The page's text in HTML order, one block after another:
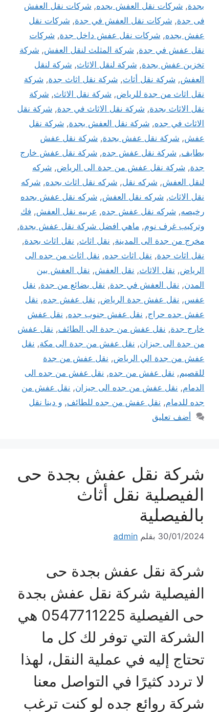
بجدة, شركات نقل العفش بجده, شركات نقل العفش
فى جدة, شركات نقل العفش في جدة, شركات نقل
عفش بجده, شركات نقل عفش داخل جدة, شركات
نقل عفش في جدة, شركة المثلث لنقل العفش, شركة
تخزين عفش بجدة, شركة لنقل الاثاث, شركة لنقل
العفش, شركة نقل أثاث, شركة نقل اثاث جدة, شركة
نقل اثاث من جدة للرياض, شركة نقل الاثاث, شركة
نقل الاثاث بجدة, شركة نقل الاثاث في جدة, شركة نقل
الاثاث في جده, شركة نقل العفش بجدة, شركة نقل
عفش, شركة نقل عفش بجدة, شركة نقل عفش
بطايف, شركة نقل عفش جده, شركة نقل عفش خارج
جدة, شركة نقل عفش من جدة الى الرياض, شركه
لنقل العفش, شركه نقل, شركه نقل اثاث بجده, شركه
نقل الاثاث, شركه نقل العفش, شركه نقل عفش بجده
رخيصه, شركه نقل عفش جده, عربيه نقل العفش, فك
وتركيب غرف نوم, ماهي افضل شركة نقل عفش بجدة,
مخرج من جدة الى المدينة, نقل اثاث, نقل اثاث بجدة,
نقل اثاث جدة, نقل اثاث جده, نقل اثاث من جده الى
الرياض, نقل الاثاث, نقل العفش, نقل العفش بين
المدن, نقل العفش في جدة, نقل بضائع من جدة, نقل
عفس, نقل عفش جدة الرياض, نقل عفش جده, نقل
عفش جده حراج, نقل عفش جنوب جده, نقل عفش
خارج جدة, نقل عفش من جدة الى الطائف, نقل عفش
من جدة الى جيزان, نقل عفش من جدة الى مكة, نقل
عفش من جدة الي الرياض, نقل عفش من جدة
للقصيم, نقل عفش من جده, نقل عفش من جده الى
الدمام, نقل عفش من جده الى جيزان, نقل عفش من
جده للدمام, نقل عفش من جده للطائف, و دينا نقل
أضف تعليق
شركة نقل عفش بجدة حى
الفيصلية نقل أثاث
بالفيصلية
30/01/2024 بقلم admin
شركة نقل عفش بجدة حى
الفيصلية شركة نقل عفش بجدة
حى الفيصلية 0547711225 هي
الشركة التي توفر لك كل ما
تحتاج إليه في عملية النقل، لهذا
لا تردد كثيرًا في التواصل معنا
شركة روائع جده لو كنت ترغب